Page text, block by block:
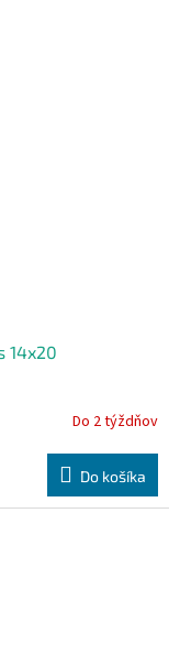
14x20
Do 2 týždňov
Do košíka